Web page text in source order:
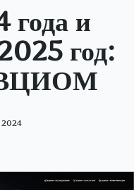
года и
год:
ВЦИОМ
2024